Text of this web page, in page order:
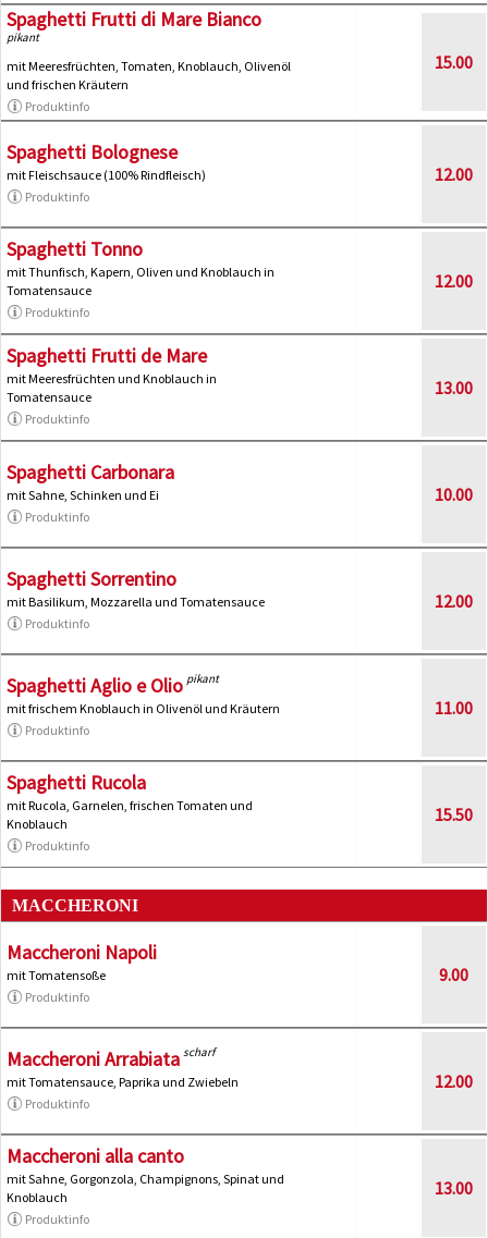
Spaghetti Frutti di Mare Bianco
pikant
mit Meeresfrüchten, Tomaten, Knoblauch, Olivenöl
und frischen Kräutern
Produktinfo
15.00
Spaghetti Bolognese
mit Fleischsauce (100% Rindfleisch)
Produktinfo
12.00
Spaghetti Tonno
mit Thunfisch, Kapern, Oliven und Knoblauch in
Tomatensauce
Produktinfo
12.00
Spaghetti Frutti de Mare
mit Meeresfrüchten und Knoblauch in
Tomatensauce
Produktinfo
13.00
Spaghetti Carbonara
mit Sahne, Schinken und Ei
Produktinfo
10.00
Spaghetti Sorrentino
mit Basilikum, Mozzarella und Tomatensauce
Produktinfo
12.00
Spaghetti Aglio e Olio pikant
mit frischem Knoblauch in Olivenöl und Kräutern
Produktinfo
11.00
Spaghetti Rucola
mit Rucola, Garnelen, frischen Tomaten und
Knoblauch
Produktinfo
15.50
MACCHERONI
Maccheroni Napoli
mit Tomatensoße
Produktinfo
9.00
Maccheroni Arrabiata scharf
mit Tomatensauce, Paprika und Zwiebeln
Produktinfo
12.00
Maccheroni alla canto
mit Sahne, Gorgonzola, Champignons, Spinat und
Knoblauch
Produktinfo
13.00